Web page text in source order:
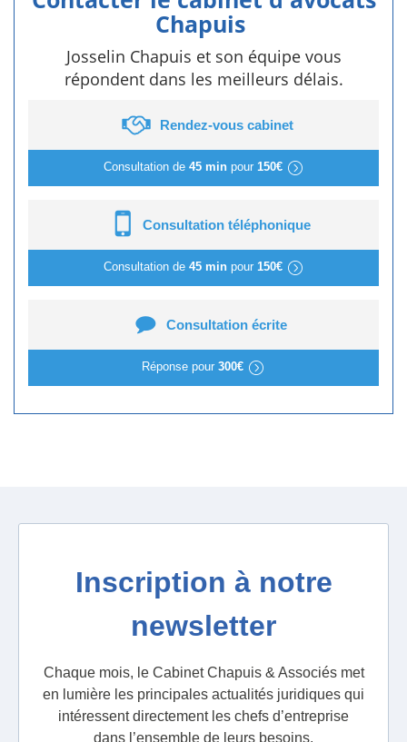
Chapuis
Josselin Chapuis et son équipe vous
répondent dans les meilleurs délais.
Rendez-vous cabinet
Consultation de 45 minpour 150€
Consultation téléphonique
Consultation de 45 minpour 150€
Consultation écrite
Réponse pour 300€